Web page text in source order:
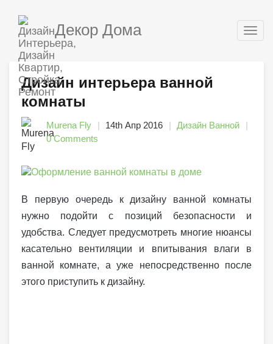
Декор Дома
Дизайн интерьера ванной
комнаты
Murena Fly 14th Апр 2016
Дизайн Ванной
0 Comments
В первую очередь к дизайну ванной комнаты
нужно подойти с позиций безопасности и
удобства. Следует предусмотреть многие нюансы
касательно вентиляции и впитывания влаги в
ванной комнате, а уже непосредственно после
этого приступить к дизайну.